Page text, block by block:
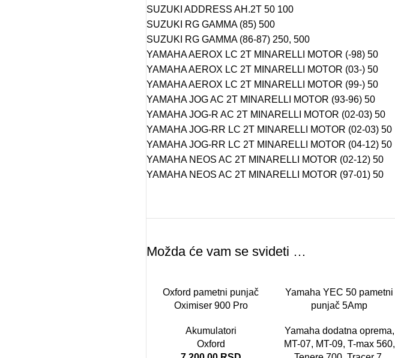
SUZUKI ADDRESS AH.2T 50 100
SUZUKI RG GAMMA (85) 500
SUZUKI RG GAMMA (86-87) 250, 500
YAMAHA AEROX LC 2T MINARELLI MOTOR (-98) 50
YAMAHA AEROX LC 2T MINARELLI MOTOR (03-) 50
YAMAHA AEROX LC 2T MINARELLI MOTOR (99-) 50
YAMAHA JOG AC 2T MINARELLI MOTOR (93-96) 50
YAMAHA JOG-R AC 2T MINARELLI MOTOR (02-03) 50
YAMAHA JOG-RR LC 2T MINARELLI MOTOR (02-03) 50
YAMAHA JOG-RR LC 2T MINARELLI MOTOR (04-12) 50
YAMAHA NEOS AC 2T MINARELLI MOTOR (02-12) 50
YAMAHA NEOS AC 2T MINARELLI MOTOR (97-01) 50
Možda će vam se svideti …
Oxford pametni punjač
Oximiser 900 Pro
Akumulatori
Oxford
Yamaha YEC 50 pametni
punjač 5Amp
Yamaha dodatna oprema,
MT-07, MT-09, T-max 560,